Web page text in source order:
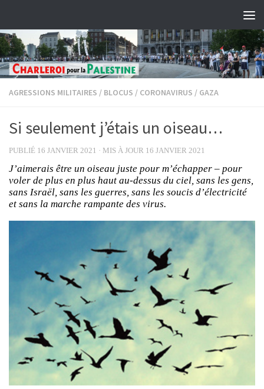
AGRESSIONS MILITAIRES / BLOCUS / CORONAVIRUS / GAZA
Si seulement j’étais un oiseau…
PUBLIÉ 16 JANVIER 2021 · MIS À JOUR 16 JANVIER 2021
J’aimerais être un oiseau juste pour m’échapper – pour
voler de plus en plus haut au-dessus du ciel, sans les gens,
sans Israël, sans les guerres, sans les soucis d’électricité
et sans la marche rampante des virus.